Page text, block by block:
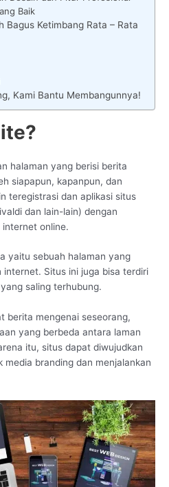
Baik
Bagus Ketimbang Rata – Rata
Kami Bantu Membangunnya!
halaman yang berisi berita
siapapun, kapanpun, dan
teregistrasi dan aplikasi situs
dan lain-lain) dengan
internet online.
yaitu sebuah halaman yang
internet. Situs ini juga bisa terdiri
saling terhubung.
berita mengenai seseorang,
yang berbeda antara laman
itu, situs dapat diwujudkan
media branding dan menjalankan